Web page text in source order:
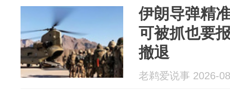
伊朗导弹精
可被抓也要
撤退
老鹈爱说事 2026-